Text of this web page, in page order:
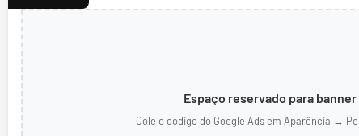
Espaço reservado para
Cole o código do Google Ads em Aparência →